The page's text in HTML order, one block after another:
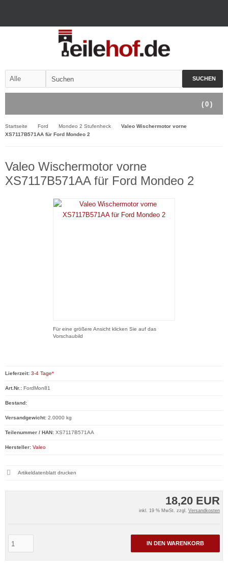
SUCHEN
( 0 )
Startseite Ford Mondeo 2 Stufenheck
Valeo Wischermotor vorne
XS7117B571AA für Ford Mondeo 2
Valeo Wischermotor vorne
XS7117B571AA für Ford Mondeo 2
Für eine größere Ansicht klicken Sie auf das
Vorschaubild
18,20 EUR
inkl. 19 % MwSt. zzgl. Versandkosten
IN DEN WARENKORB
Lieferzeit: 3-4 Tage*
Art.Nr.: FordMon81
Bestand:
Versandgewicht: 2.0000 kg
Teilenummer / HAN: XS7117B571AA
Hersteller: Valeo
Artikeldatenblatt drucken